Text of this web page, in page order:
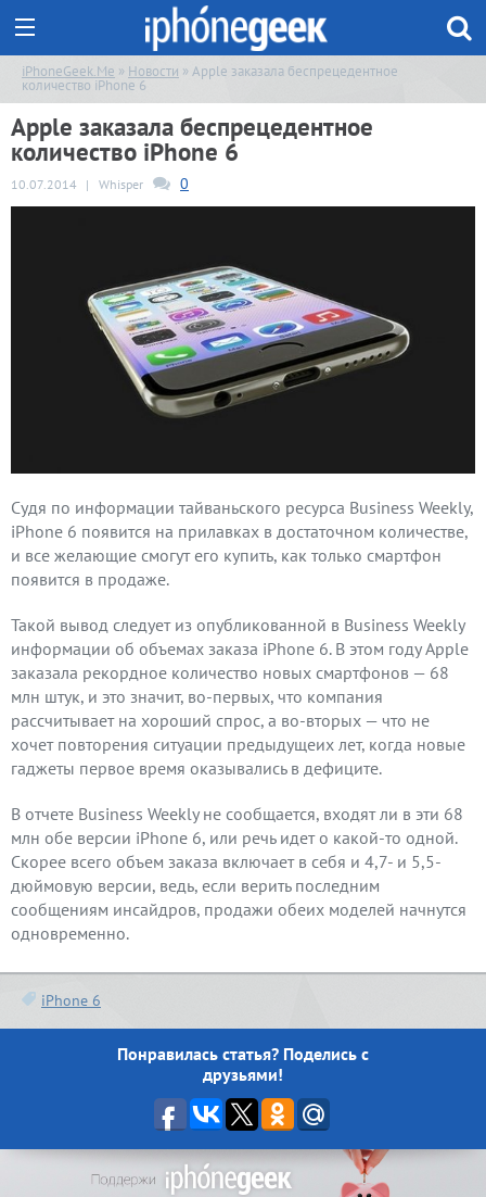
iPhoneGeek.Me » Новости » Apple заказала беспрецедентное
количество iPhone 6
Apple заказала беспрецедентное
количество iPhone 6
10.07.2014 | Whisper 0
Судя по информации тайваньского ресурса Business Weekly,
iPhone 6 появится на прилавках в достаточном количестве,
и все желающие смогут его купить, как только смартфон
появится в продаже.
Такой вывод следует из опубликованной в Business Weekly
информации об объемах заказа iPhone 6. В этом году Apple
заказала рекордное количество новых смартфонов — 68
млн штук, и это значит, во-первых, что компания
рассчитывает на хороший спрос, а во-вторых — что не
хочет повторения ситуации предыдущеих лет, когда новые
гаджеты первое время оказывались в дефиците.
В отчете Business Weekly не сообщается, входят ли в эти 68
млн обе версии iPhone 6, или речь идет о какой-то одной.
Скорее всего объем заказа включает в себя и 4,7- и 5,5-
дюймовую версии, ведь, если верить последним
сообщениям инсайдров, продажи обеих моделей начнутся
одновременно.
iPhone 6
Понравилась статья? Поделись с
друзьями!